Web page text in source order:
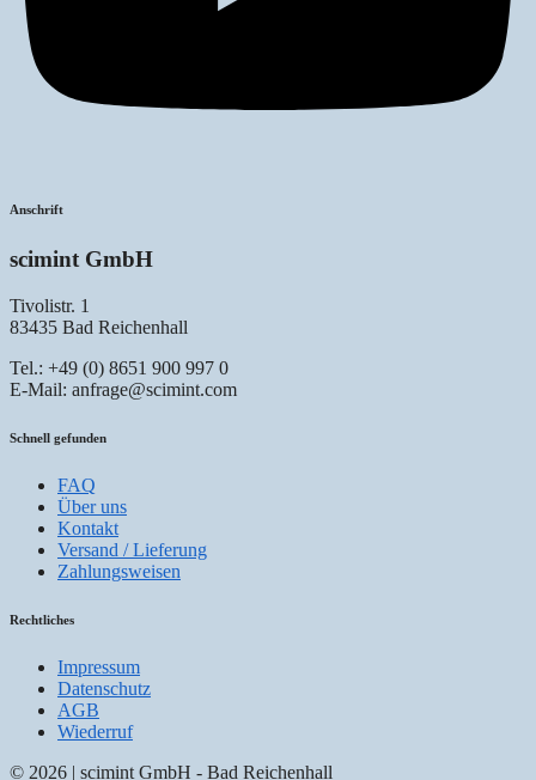
Anschrift
scimint GmbH
Tivolistr. 1
83435 Bad Reichenhall
Tel.: +49 (0) 8651 900 997 0
E-Mail: anfrage@scimint.com
Schnell gefunden
FAQ
Über uns
Kontakt
Versand / Lieferung
Zahlungsweisen
Rechtliches
Impressum
Datenschutz
AGB
Wiederruf
© 2026 | scimint GmbH - Bad Reichenhall